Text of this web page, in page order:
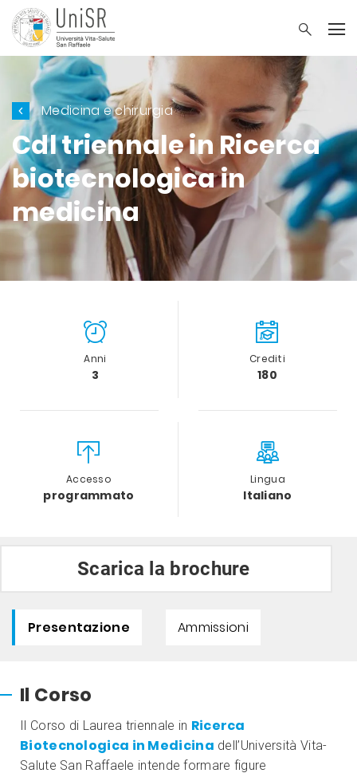
Medicina e chirurgia
Cdl triennale in Ricerca
biotecnologica in
medicina
Anni
3
Crediti
180
Accesso
programmato
Lingua
Italiano
Scarica la brochure
Presentazione Ammissioni
Il Corso
Il Corso di Laurea triennale in Ricerca
Biotecnologica in Medicina dell’Università Vita-
Salute San Raffaele intende formare figure